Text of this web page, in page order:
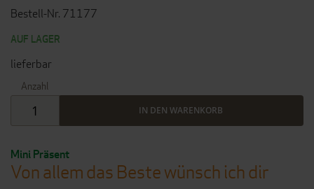
Mini Präsent
Von allem das Beste wünsch ich dir
Bestell-Nr. 71177
AUF LAGER
lieferbar
Anzahl
IN DEN WARENKORB